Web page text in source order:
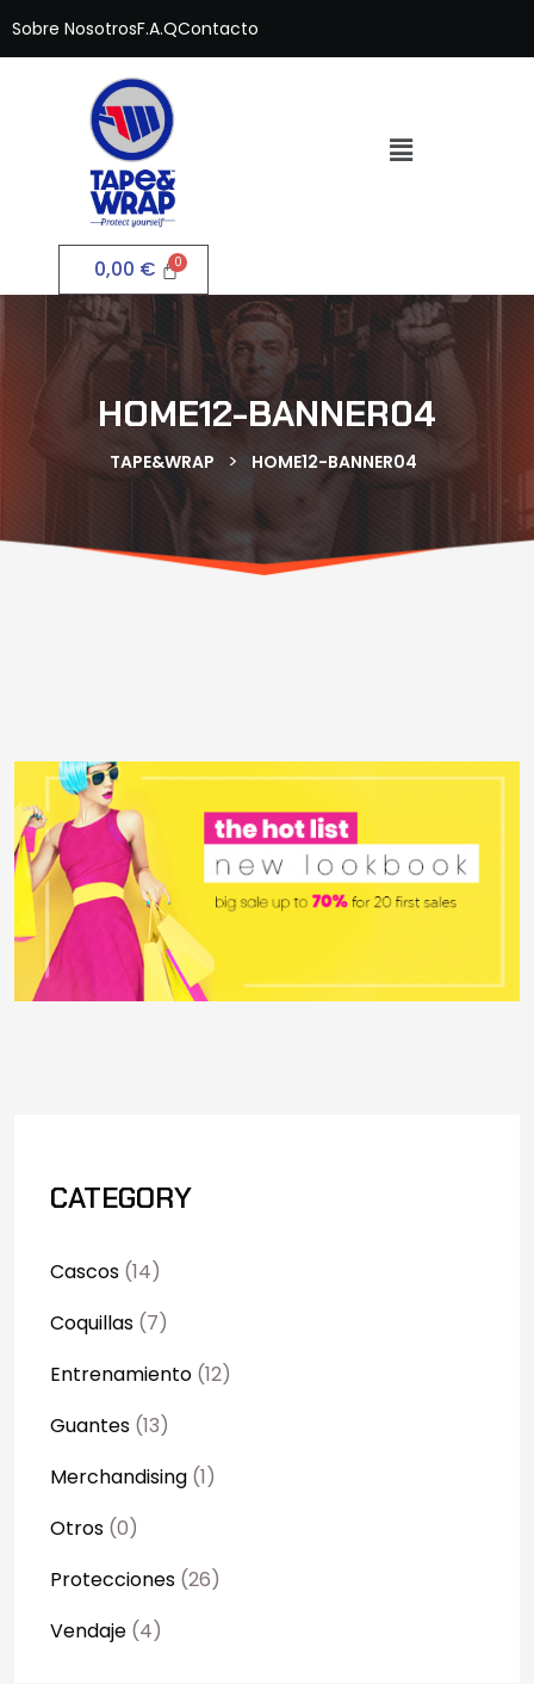
Sobre NosotrosF.A.QContacto
0,00 €
HOME12-BANNER04
TAPE&WRAP > HOME12-BANNER04
CATEGORY
Cascos (14)
Coquillas (7)
Entrenamiento (12)
Guantes (13)
Merchandising (1)
Otros (0)
Protecciones (26)
Vendaje (4)